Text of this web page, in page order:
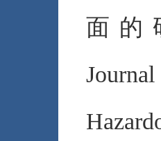
面的
Journal